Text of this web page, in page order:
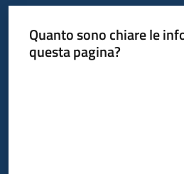
Quanto sono chiare le
questa pagina?